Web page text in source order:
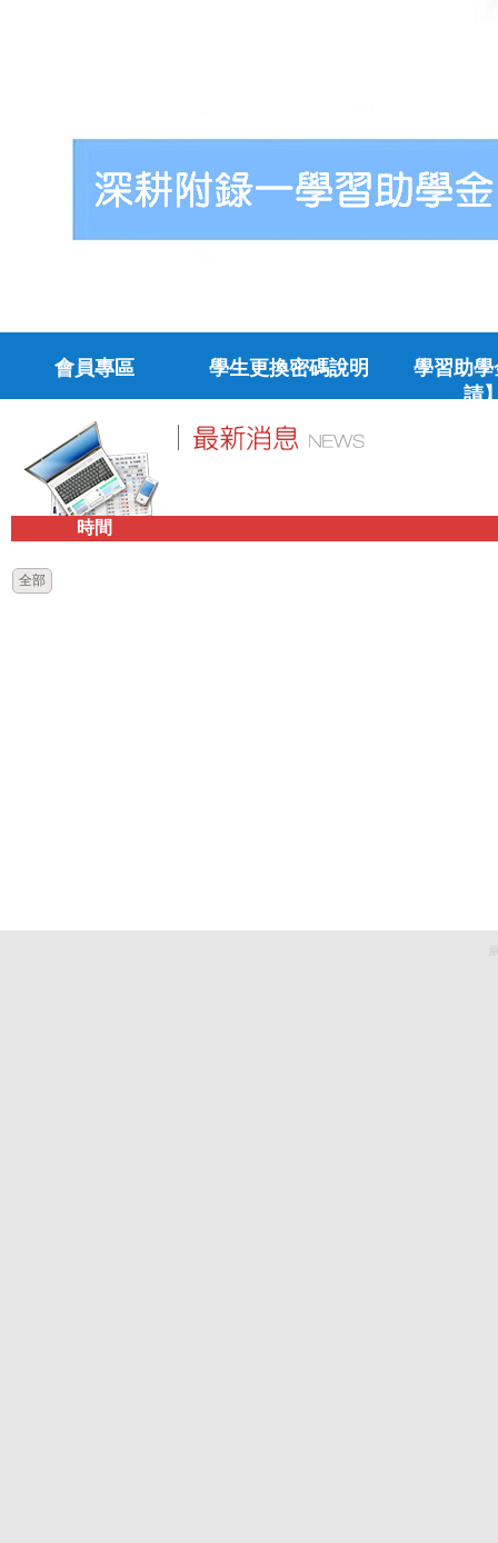
會員專區 學生更換密碼說明
學習助
請
時間
全部